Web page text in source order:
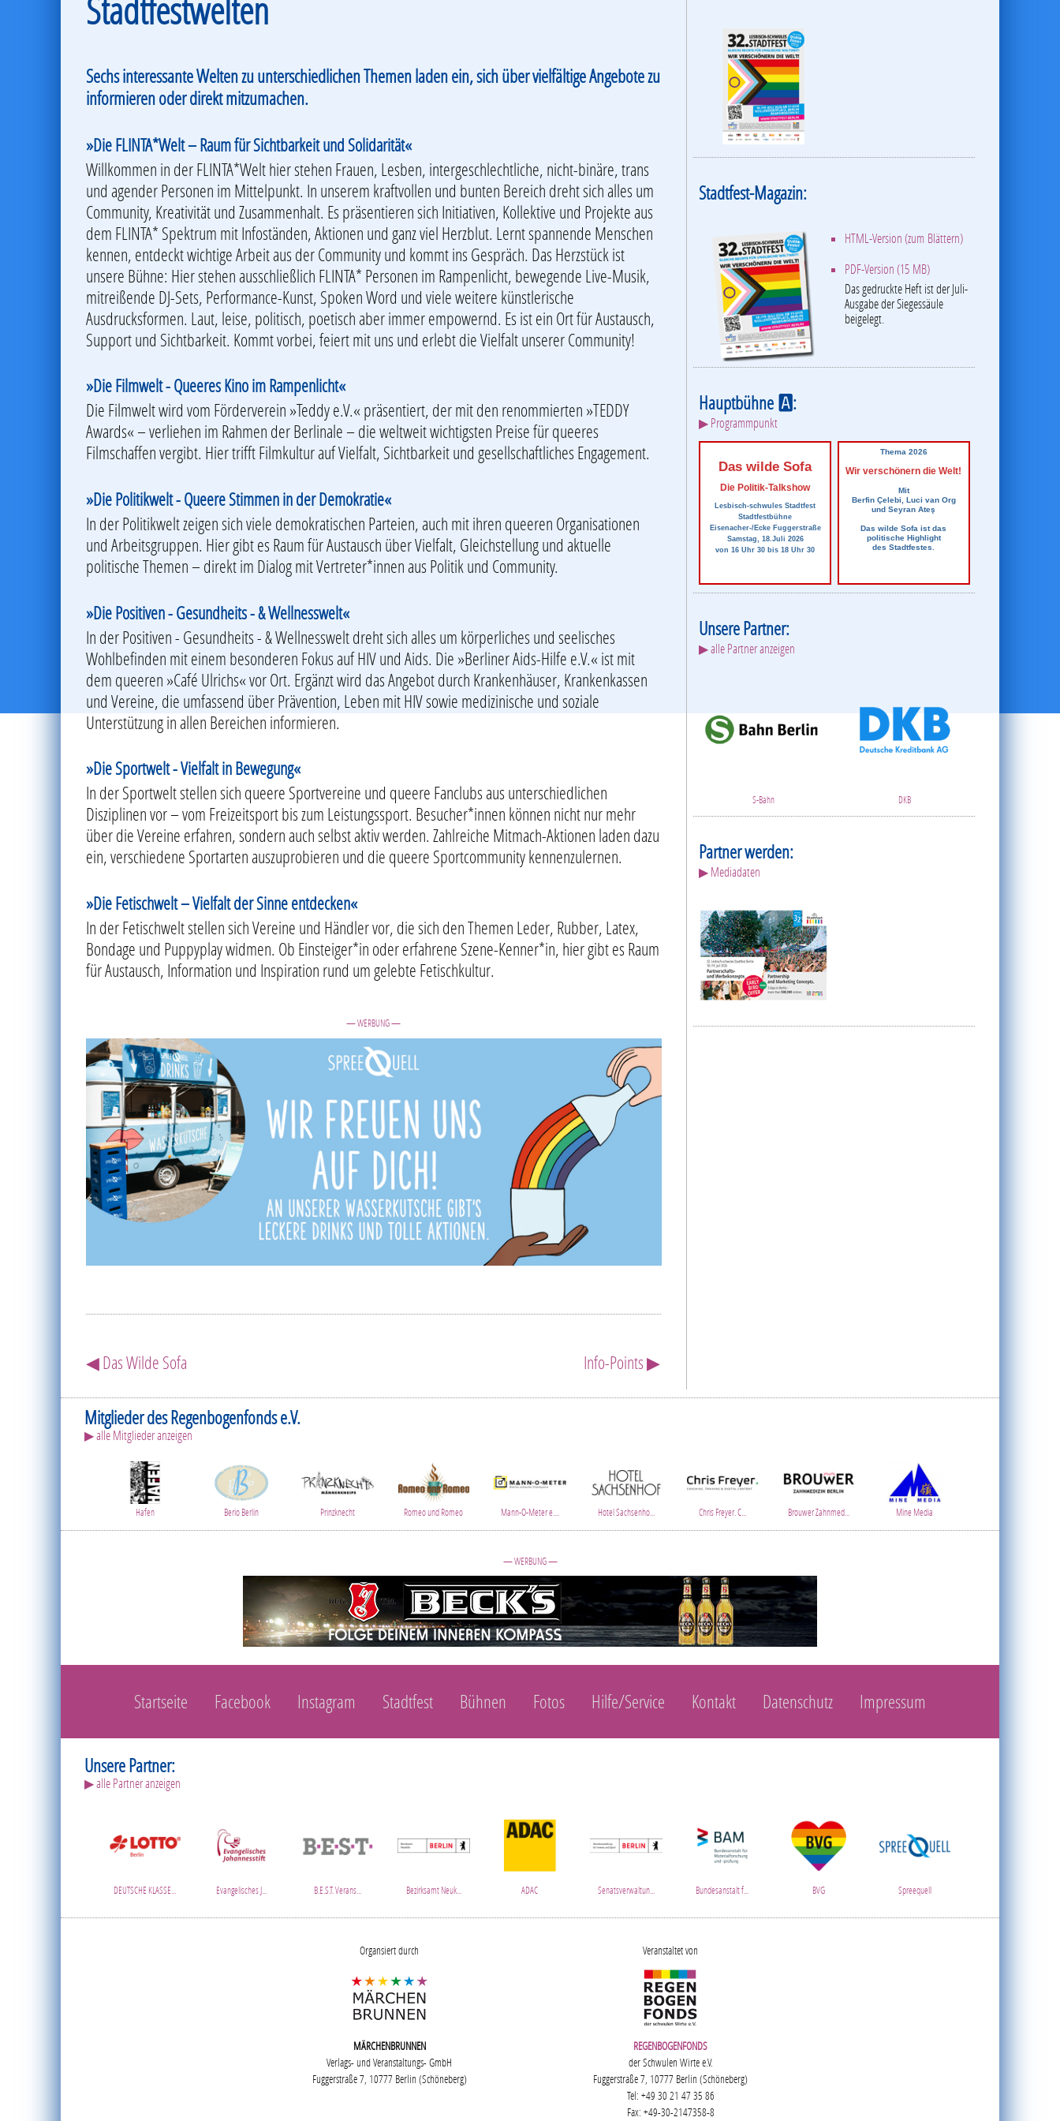
Stadtfestwelten
Sechs interessante Welten zu unterschiedlichen Themen laden ein, sich über vielfältige Angebote zu
informieren oder direkt mitzumachen.
»Die FLINTA*Welt – Raum für Sichtbarkeit und Solidarität«
Willkommen in der FLINTA*Welt hier stehen Frauen, Lesben, intergeschlechtliche, nicht-binäre, trans
und agender Personen im Mittelpunkt. In unserem kraftvollen und bunten Bereich dreht sich alles um
Community, Kreativität und Zusammenhalt. Es präsentieren sich Initiativen, Kollektive und Projekte aus
dem FLINTA* Spektrum mit Infoständen, Aktionen und ganz viel Herzblut. Lernt spannende Menschen
kennen, entdeckt wichtige Arbeit aus der Community und kommt ins Gespräch. Das Herzstück ist
unsere Bühne: Hier stehen ausschließlich FLINTA* Personen im Rampenlicht, bewegende Live-Musik,
mitreißende DJ-Sets, Performance-Kunst, Spoken Word und viele weitere künstlerische
Ausdrucksformen. Laut, leise, politisch, poetisch aber immer empowernd. Es ist ein Ort für Austausch,
Support und Sichtbarkeit. Kommt vorbei, feiert mit uns und erlebt die Vielfalt unserer Community!
»Die Filmwelt - Queeres Kino im Rampenlicht«
Die Filmwelt wird vom Förderverein »Teddy e.V.« präsentiert, der mit den renommierten »TEDDY
Awards« – verliehen im Rahmen der Berlinale – die weltweit wichtigsten Preise für queeres
Filmschaffen vergibt. Hier trifft Filmkultur auf Vielfalt, Sichtbarkeit und gesellschaftliches Engagement.
»Die Politikwelt - Queere Stimmen in der Demokratie«
In der Politikwelt zeigen sich viele demokratischen Parteien, auch mit ihren queeren Organisationen
und Arbeitsgruppen. Hier gibt es Raum für Austausch über Vielfalt, Gleichstellung und aktuelle
politische Themen – direkt im Dialog mit Vertreter*innen aus Politik und Community.
»Die Positiven - Gesundheits - & Wellnesswelt«
In der Positiven - Gesundheits - & Wellnesswelt dreht sich alles um körperliches und seelisches
Wohlbefinden mit einem besonderen Fokus auf HIV und Aids. Die »Berliner Aids-Hilfe e.V.« ist mit
dem queeren »Café Ulrichs« vor Ort. Ergänzt wird das Angebot durch Krankenhäuser, Krankenkassen
und Vereine, die umfassend über Prävention, Leben mit HIV sowie medizinische und soziale
Unterstützung in allen Bereichen informieren.
»Die Sportwelt - Vielfalt in Bewegung«
In der Sportwelt stellen sich queere Sportvereine und queere Fanclubs aus unterschiedlichen
Disziplinen vor – vom Freizeitsport bis zum Leistungssport. Besucher*innen können nicht nur mehr
über die Vereine erfahren, sondern auch selbst aktiv werden. Zahlreiche Mitmach-Aktionen laden dazu
ein, verschiedene Sportarten auszuprobieren und die queere Sportcommunity kennenzulernen.
»Die Fetischwelt – Vielfalt der Sinne entdecken«
In der Fetischwelt stellen sich Vereine und Händler vor, die sich den Themen Leder, Rubber, Latex,
Bondage und Puppyplay widmen. Ob Einsteiger*in oder erfahrene Szene-Kenner*in, hier gibt es Raum
für Austausch, Information und Inspiration rund um gelebte Fetischkultur.
— WERBUNG —
◀ Das Wilde Sofa Info-Points ▶
Stadtfest-Magazin:
HTML-Version (zum Blättern)
PDF-Version (15 MB)
Das gedruckte Heft ist der Juli-
Ausgabe der Siegessäule
beigelegt.
HauptbühneA:
▶ Programmpunkt
Das wilde Sofa
Die Politik-Talkshow
Lesbisch-schwules Stadtfest
Stadtfestbühne
Eisenacher-/Ecke Fuggerstraße
Samstag, 18.Juli 2026
von 16 Uhr 30 bis 18 Uhr 30
Thema 2026
Wir verschönern die Welt!
Mit
Berfin Çelebi, Luci van Org
und Seyran Ateş
Das wilde Sofa ist das
politische Highlight
des Stadtfestes.
Unsere Partner:
▶ alle Partner anzeigen
S-Bahn DKB
Partner werden:
▶ Mediadaten
Mitglieder des Regenbogenfonds e.V.
▶ alle Mitglieder anzeigen
Hafen Berio Berlin Prinzknecht Romeo und Romeo Mann-O-Meter e.... Hotel Sachsenho... Chris Freyer. C... Brouwer Zahnmed... Mine Media
— WERBUNG —
Startseite Facebook Instagram Stadtfest Bühnen Fotos Hilfe/Service Kontakt Datenschutz Impressum
Unsere Partner:
▶ alle Partner anzeigen
DEUTSCHE KLASSE... Evangelisches J... B.E.S.T. Verans... Bezirksamt Neuk... ADAC Senatsverwaltun... Bundesanstalt f... BVG Spreequell
Organsiert durch
MÄRCHENBRUNNEN
Verlags- und Veranstaltungs- GmbH
Fuggerstraße 7, 10777 Berlin (Schöneberg)
Veranstaltet von
REGENBOGENFONDS
der Schwulen Wirte e.V.
Fuggerstraße 7, 10777 Berlin (Schöneberg)
Tel: +49 30 21 47 35 86
Fax: +49-30-2147358-8